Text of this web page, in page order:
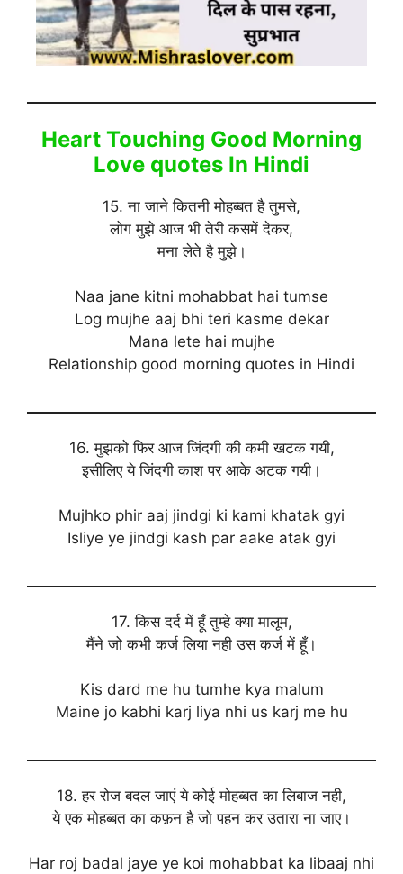
Heart Touching Good Morning
Love quotes In Hindi
15. ना जाने कितनी मोहब्बत है तुमसे,
लोग मुझे आज भी तेरी कसमें देकर,
मना लेते है मुझे।
Naa jane kitni mohabbat hai tumse
Log mujhe aaj bhi teri kasme dekar
Mana lete hai mujhe
Relationship good morning quotes in Hindi
16. मुझको फिर आज जिंदगी की कमी खटक गयी,
इसीलिए ये जिंदगी काश पर आके अटक गयी।
Mujhko phir aaj jindgi ki kami khatak gyi
Isliye ye jindgi kash par aake atak gyi
17. किस दर्द में हूँ तुम्हे क्या मालूम,
मैंने जो कभी कर्ज लिया नही उस कर्ज में हूँ।
Kis dard me hu tumhe kya malum
Maine jo kabhi karj liya nhi us karj me hu
18. हर रोज बदल जाएं ये कोई मोहब्बत का लिबाज नही,
ये एक मोहब्बत का कफ़न है जो पहन कर उतारा ना जाए।
Har roj badal jaye ye koi mohabbat ka libaaj nhi